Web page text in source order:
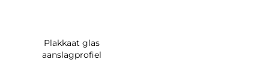
Plakkaat glas
aanslagprofiel